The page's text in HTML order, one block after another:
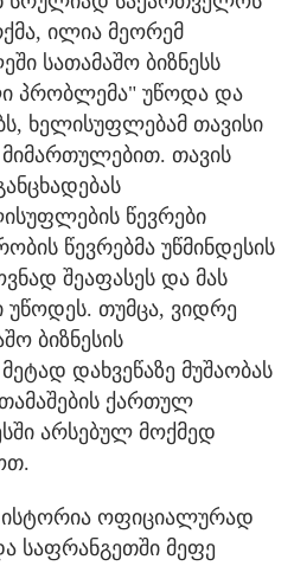
ილია მეორემ
სათამაშო ბიზნესს
პრობლემა" უწოდა და
ხელისუფლებამ თავისი
მიმართულებით. თავის
წევრები
წევრებმა უწმინდესის
შეაფასეს და მას
უწოდეს. თუმცა, ვიდრე
ბიზნესის
დახვეწაზე მუშაობას
ქართულ
არსებულ მოქმედ
ისტორია ოფიციალურად
საფრანგეთში მეფე